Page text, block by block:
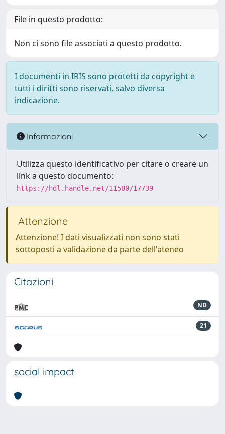
File in questo prodotto:
Non ci sono file associati a questo prodotto.
I documenti in IRIS sono protetti da copyright e
tutti i diritti sono riservati, salvo diversa
indicazione.
Informazioni
Utilizza questo identificativo per citare o creare un
link a questo documento:
https://hdl.handle.net/11580/17739
Attenzione
Attenzione! I dati visualizzati non sono stati
sottoposti a validazione da parte dell'ateneo
Citazioni
ND
21
social impact